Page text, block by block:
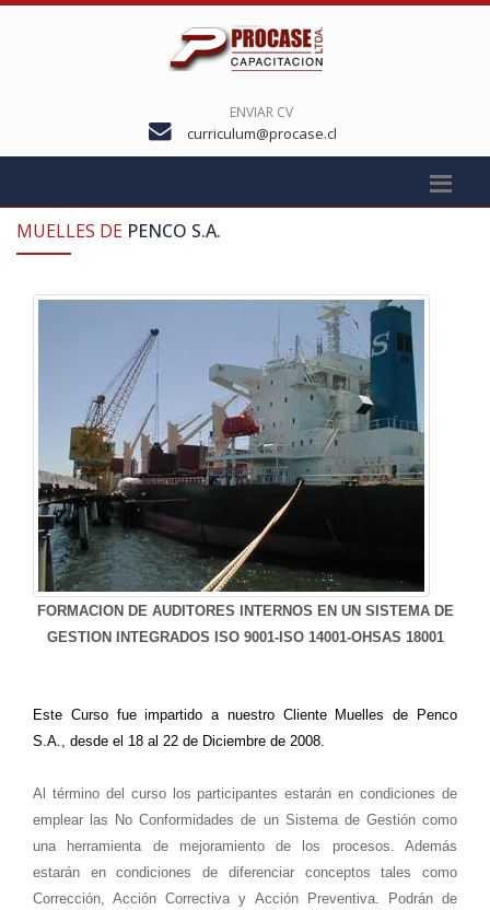
ENVIAR CV
curriculum@procase.cl
MUELLES DE PENCO S.A.
FORMACION DE AUDITORES INTERNOS EN UN SISTEMA DE
GESTION INTEGRADOS ISO 9001-ISO 14001-OHSAS 18001
Este Curso fue impartido a nuestro Cliente Muelles de Penco
S.A., desde el 18 al 22 de Diciembre de 2008.
Al término del curso los participantes estarán en condiciones de
emplear las No Conformidades de un Sistema de Gestión como
una herramienta de mejoramiento de los procesos. Además
estarán en condiciones de diferenciar conceptos tales como
Corrección, Acción Correctiva y Acción Preventiva. Podrán de